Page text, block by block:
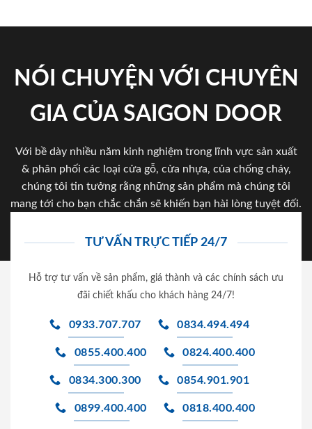
NÓI CHUYỆN VỚI CHUYÊN
GIA CỦA SAIGON DOOR
Với bề dày nhiều năm kinh nghiệm trong lĩnh vực sản xuất
& phân phối các loại cửa gỗ, cửa nhựa, của chống cháy,
chúng tôi tin tưởng rằng những sản phẩm mà chúng tôi
mang tới cho bạn chắc chắn sẽ khiến bạn hài lòng tuyệt đối.
TƯ VẤN TRỰC TIẾP 24/7
Hỗ trợ tư vấn về sản phẩm, giá thành và các chính sách ưu
đãi chiết khấu cho khách hàng 24/7!
0933.707.707 0834.494.494
0855.400.400 0824.400.400
0834.300.300 0854.901.901
0899.400.400 0818.400.400